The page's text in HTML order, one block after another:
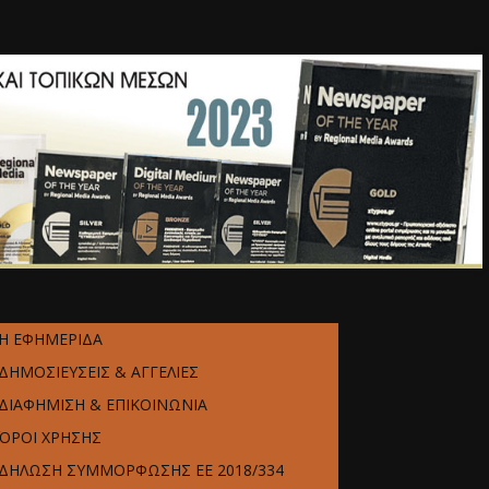
ΕΦΗΜΕΡΙΔΑ
& ΑΓΓΕΛΙΕΣ
& ΕΠΙΚΟΙΝΩΝΙΑ
ΧΡΗΣΗΣ
ΣΥΜΜΟΡΦΩΣΗΣ ΕΕ 2018/334